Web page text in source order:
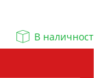
В наличност